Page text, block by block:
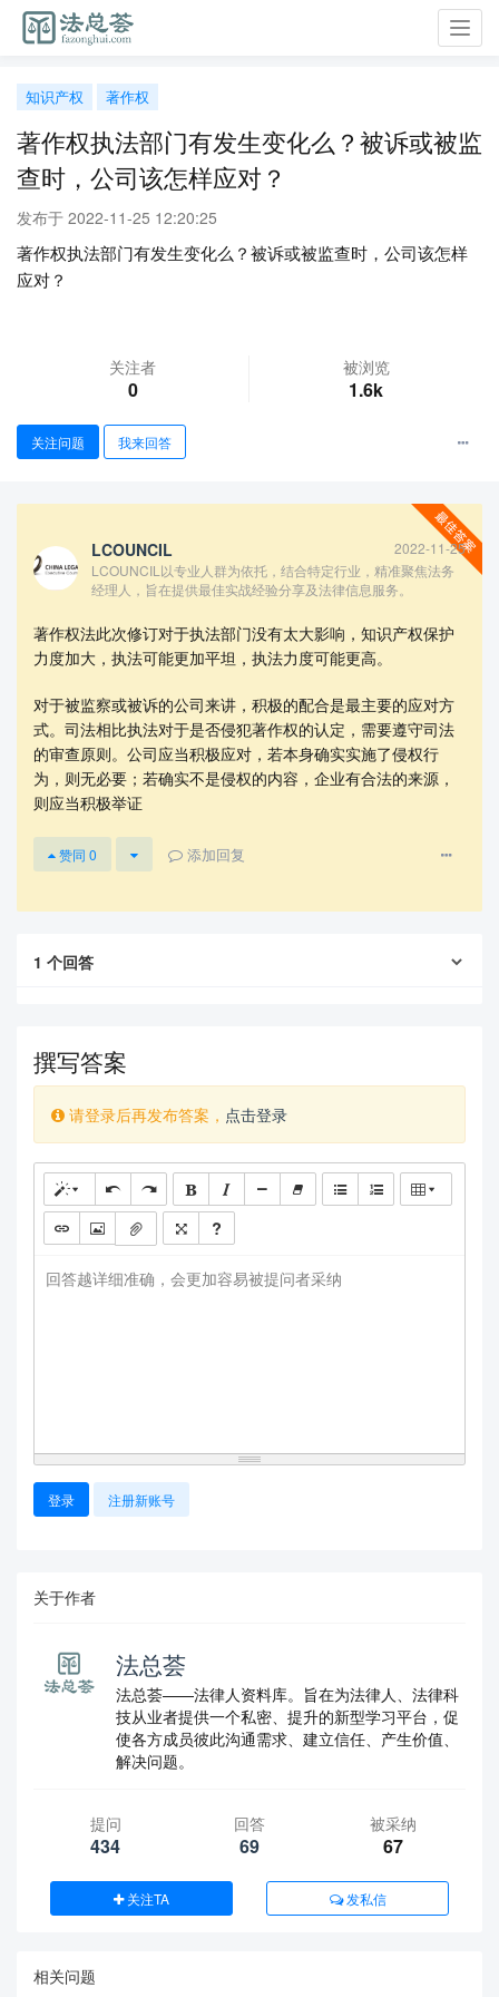
知识产权 著作权
著作权执法部门有发生变化么？被诉或被监
查时，公司该怎样应对？
发布于 2022-11-25 12:20:25
著作权执法部门有发生变化么？被诉或被监查时，公司该怎样
应对？
查看更多
关注者
0
被浏览
1.6k
关注问题 我来回答
LCOUNCIL
2022-11-25
LCOUNCIL以专业人群为依托，结合特定行业，精准聚焦法务
经理人，旨在提供最佳实战经验分享及法律信息服务。
著作权法此次修订对于执法部门没有太大影响，知识产权保护
力度加大，执法可能更加平坦，执法力度可能更高。
对于被监察或被诉的公司来讲，积极的配合是最主要的应对方
式。司法相比执法对于是否侵犯著作权的认定，需要遵守司法
的审查原则。公司应当积极应对，若本身确实实施了侵权行
为，则无必要；若确实不是侵权的内容，企业有合法的来源，
则应当积极举证
赞同 0 添加回复
1 个回答
撰写答案
请登录后再发布答案， 点击登录
回答越详细准确，会更加容易被提问者采纳
登录 注册新账号
关于作者
法总荟
法总荟——法律人资料库。旨在为法律人、法律科
技从业者提供一个私密、提升的新型学习平台，促
使各方成员彼此沟通需求、建立信任、产生价值、
解决问题。
提问
434
回答
69
被采纳
67
关注TA 发私信
相关问题